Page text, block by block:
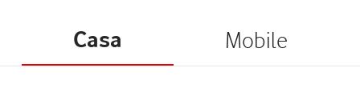
Casa Mobile